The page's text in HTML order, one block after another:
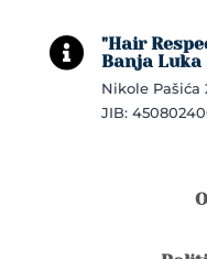

"Hair
Banja Luka
Nikole Pašića
JIB: